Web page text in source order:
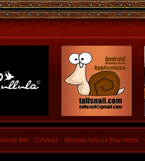
fine CeVisez Netopia Secure Payments